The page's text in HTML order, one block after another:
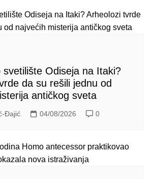
svetilište Odiseja na Itaki?
da su rešili jednu od
antičkog sveta
Đajić 04/08/2026 0